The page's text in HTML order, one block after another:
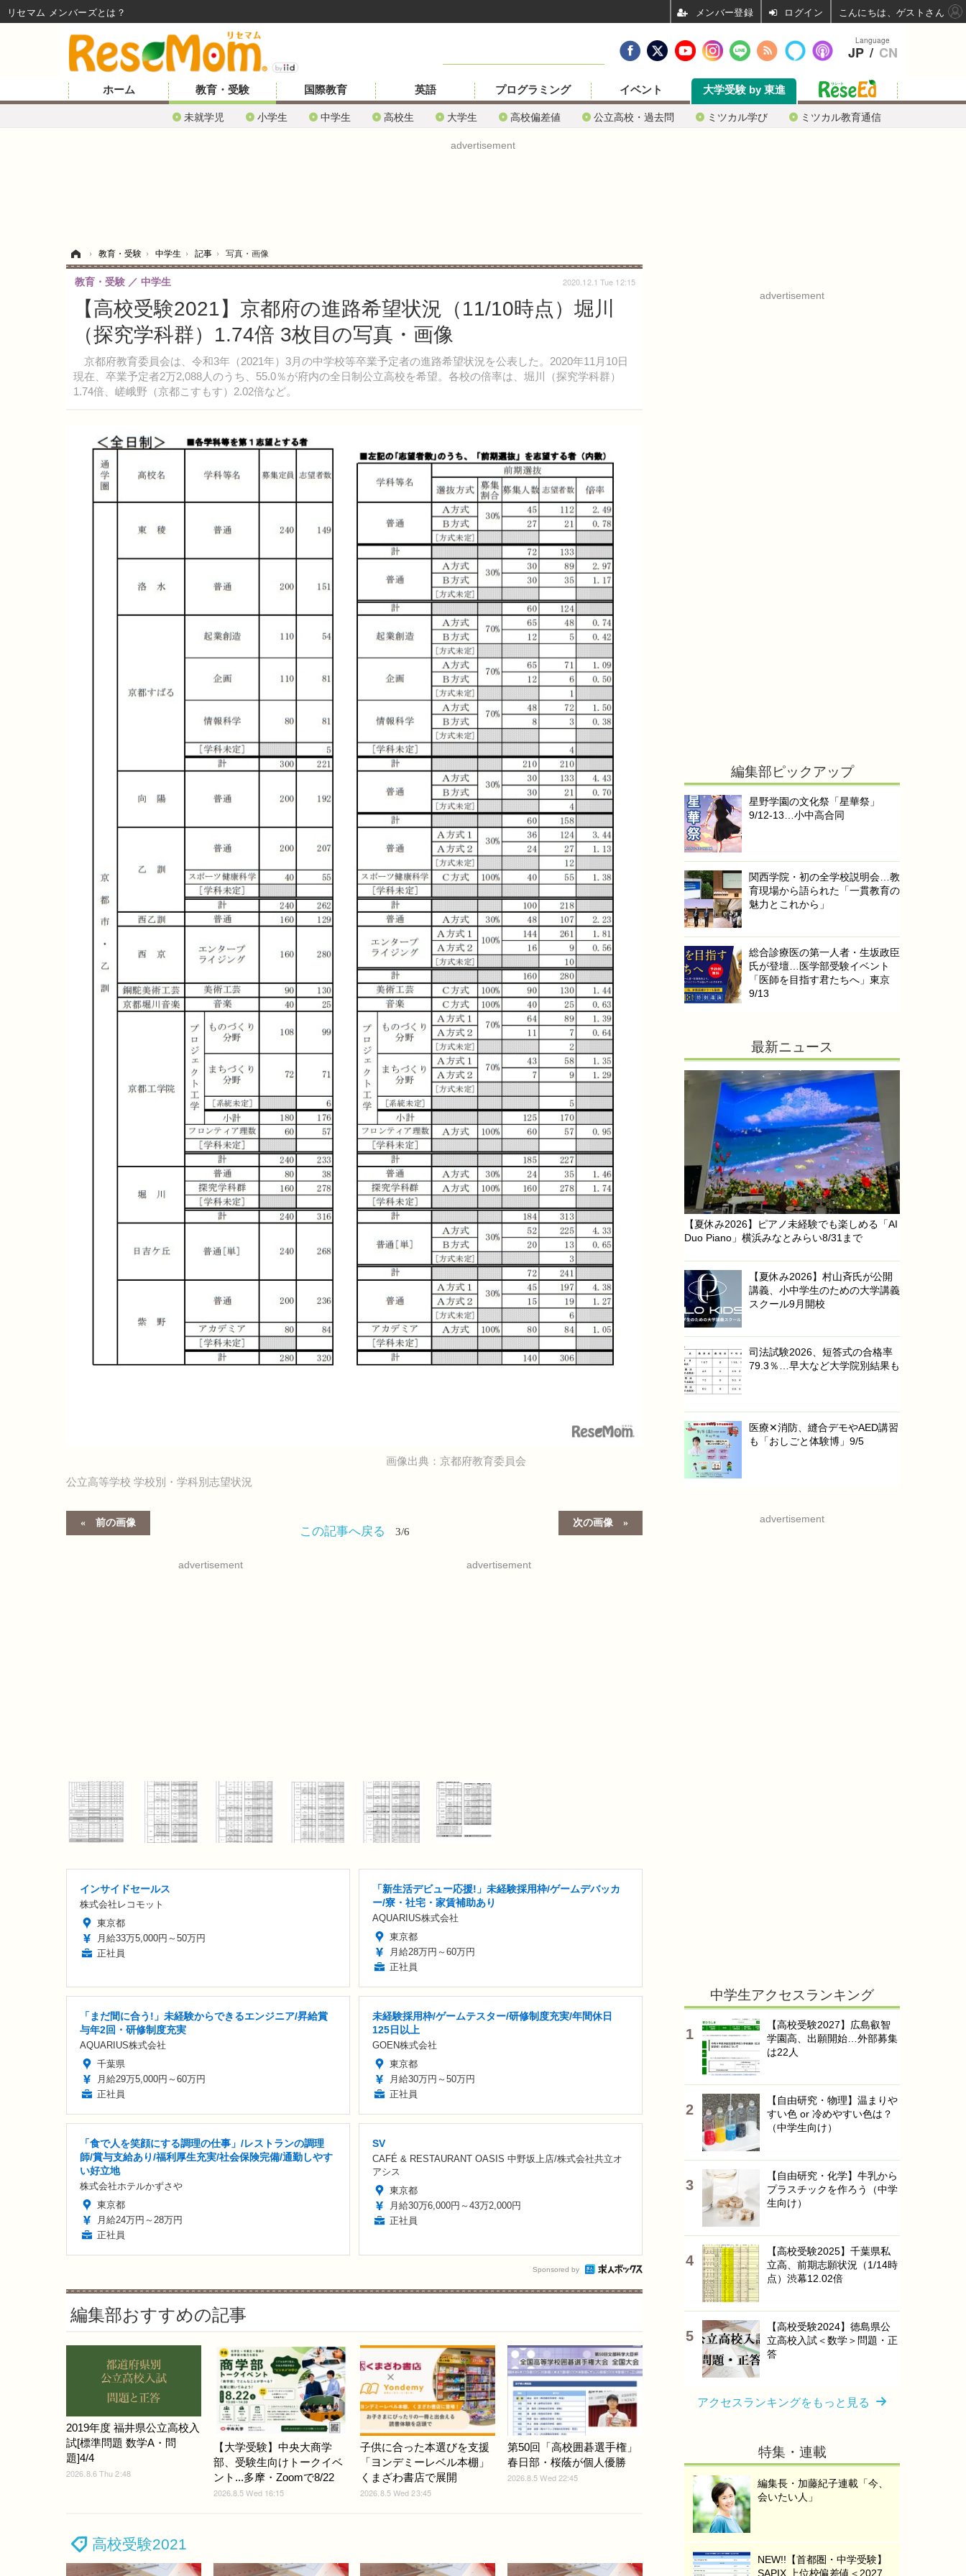
ホーム 教育・受験
未就学児 小学生 中学生 高校生 大学生 高校偏差値 公立高校・過去問 ミツカル学び ミツカル教育通信
国際教育 英語 プログラミング イベント 大学受験 by 東進
advertisement
› 教育・受験 › 中学生 › 記事 › 写真・画像
【高校受験2021】京都府の進路希望状況（11/10時点）堀川
（探究学科群）1.74倍 3枚目の写真・画像
京都府教育委員会は、令和3年（2021年）3月の中学校等卒業予定者の進路希望状況を公表した。2020年11月10日
現在、卒業予定者2万2,088人のうち、55.0％が府内の全日制公立高校を希望。各校の倍率は、堀川（探究学科群）
1.74倍、嵯峨野（京都こすもす）2.02倍など。
教育・受験 中学生 2020.12.1 Tue 12:15
画像出典：京都府教育委員会
公立高等学校 学校別・学科別志望状況
前の画像 次の画像
この記事へ戻る 3/6
advertisement advertisement
インサイドセールス
株式会社レコモット
東京都
月給33万5,000円～50万円
正社員
「新生活デビュー応援!」未経験採用枠/ゲームデバッカ
ー/寮・社宅・家賃補助あり
AQUARIUS株式会社
東京都
月給28万円～60万円
正社員
「まだ間に合う!」未経験からできるエンジニア/昇給賞
与年2回・研修制度充実
AQUARIUS株式会社
千葉県
月給29万5,000円～60万円
正社員
未経験採用枠/ゲームテスター/研修制度充実/年間休日
125日以上
GOEN株式会社
東京都
月給30万円～50万円
正社員
「食で人を笑顔にする調理の仕事」/レストランの調理
師/賞与支給あり/福利厚生充実/社会保険完備/通勤しやす
い好立地
株式会社ホテルかずさや
東京都
月給24万円～28万円
正社員
SV
CAFÉ & RESTAURANT OASIS 中野坂上店/株式会社共立オ
アシス
東京都
月給30万6,000円～43万2,000円
正社員
Sponsored by
編集部おすすめの記事
2019年度 福井県公立高校入
試[標準問題 数学A・問
題]4/4
2026.8.6 Thu 2:48
【大学受験】中央大商学
部、受験生向けトークイベ
ント...多摩・Zoomで8/22
2026.8.5 Wed 16:15
子供に合った本選びを支援
「ヨンデミーレベル本棚」
くまざわ書店で展開
2026.8.5 Wed 23:45
第50回「高校囲碁選手権」
春日部・桜蔭が個人優勝
2026.8.5 Wed 22:45
こちらの記事もおすすめ
advertisement
【夏休み2026】ピアノ未経験でも楽しめる「AI
Duo Piano」横浜みなとみらい8/31まで
医療✕消防、縫合デモやAED講習
advertisement
中学生アクセスランキング
【高校受験2027】広島叡智
学園高、出願開始…外部募集
は22人
【自由研究・物理】温まりや
すい色 or 冷めやすい色は？
【自由研究・化学】牛乳から
全国公立高校入試（過去入試
問題・正答）
イード・アワード
（塾・通信教育・英語教育な
どの教育サービスの顧客満足
度調査）
Language
JP / CN
リセマム メンバーズ ログイン こんにちは、ゲストさん